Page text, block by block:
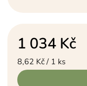
1 034 Kč
Měrná cena:
8,62 Kč / 1 ks